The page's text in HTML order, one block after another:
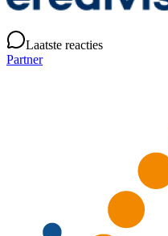
Laatste reacties
Partner